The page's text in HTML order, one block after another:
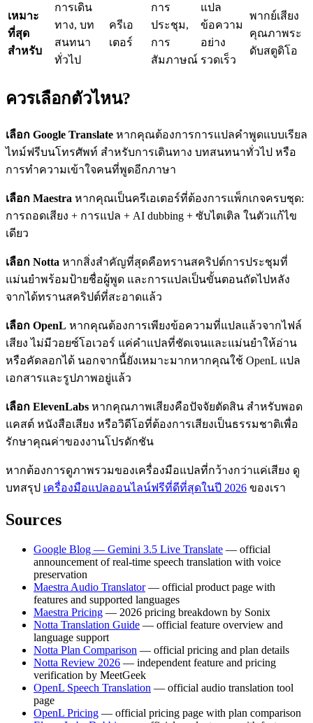
เหมาะ
ที่สุด
สำหรับ
การเดิน
ทาง, บท
สนทนา
ทั่วไป
ครีเอ
เตอร์
การ
ประชุม,
การ
สัมภาษณ์
แปล
ข้อความ
อย่าง
รวดเร็ว
พากย์เสียง
คุณภาพระ
ดับสตูดิโอ
ควรเลือกตัวไหน?
เลือก Google Translate หากคุณต้องการการแปลคำพูดแบบเรียล
ไทม์ฟรีบนโทรศัพท์ สำหรับการเดินทาง บทสนทนาทั่วไป หรือ
การทำความเข้าใจคนที่พูดอีกภาษา
เลือก Maestra หากคุณเป็นครีเอเตอร์ที่ต้องการแพ็กเกจครบชุด:
การถอดเสียง + การแปล + AI dubbing + ซับไตเติล ในตัวแก้ไข
เดียว
เลือก Notta หากสิ่งสำคัญที่สุดคือทรานสคริปต์การประชุมที่
แม่นยำพร้อมป้ายชื่อผู้พูด และการแปลเป็นขั้นตอนถัดไปหลัง
จากได้ทรานสคริปต์ที่สะอาดแล้ว
เลือก OpenL หากคุณต้องการเพียงข้อความที่แปลแล้วจากไฟล์
เสียง ไม่มีวอยซ์โอเวอร์ แค่คำแปลที่ชัดเจนและแม่นยำให้อ่าน
หรือคัดลอกได้ นอกจากนี้ยังเหมาะมากหากคุณใช้ OpenL แปล
เอกสารและรูปภาพอยู่แล้ว
เลือก ElevenLabs หากคุณภาพเสียงคือปัจจัยตัดสิน สำหรับพอด
แคสต์ หนังสือเสียง หรือวิดีโอที่ต้องการเสียงเป็นธรรมชาติเพื่อ
รักษาคุณค่าของงานโปรดักชัน
หากต้องการดูภาพรวมของเครื่องมือแปลที่กว้างกว่าแค่เสียง ดู
บทสรุป เครื่องมือแปลออนไลน์ฟรีที่ดีที่สุดในปี 2026 ของเรา
Sources
Google Blog — Gemini 3.5 Live Translate — official
announcement of real-time speech translation with voice
preservation
Maestra Audio Translator— official product page with
features and supported languages
Maestra Pricing — 2026 pricing breakdown by Sonix
Notta Translation Guide — official feature overview and
language support
Notta Plan Comparison — official pricing and plan details
Notta Review 2026 — independent feature and pricing
verification by MeetGeek
OpenL Speech Translation — official audio translation tool
page
OpenL Pricing — official pricing page with plan comparison